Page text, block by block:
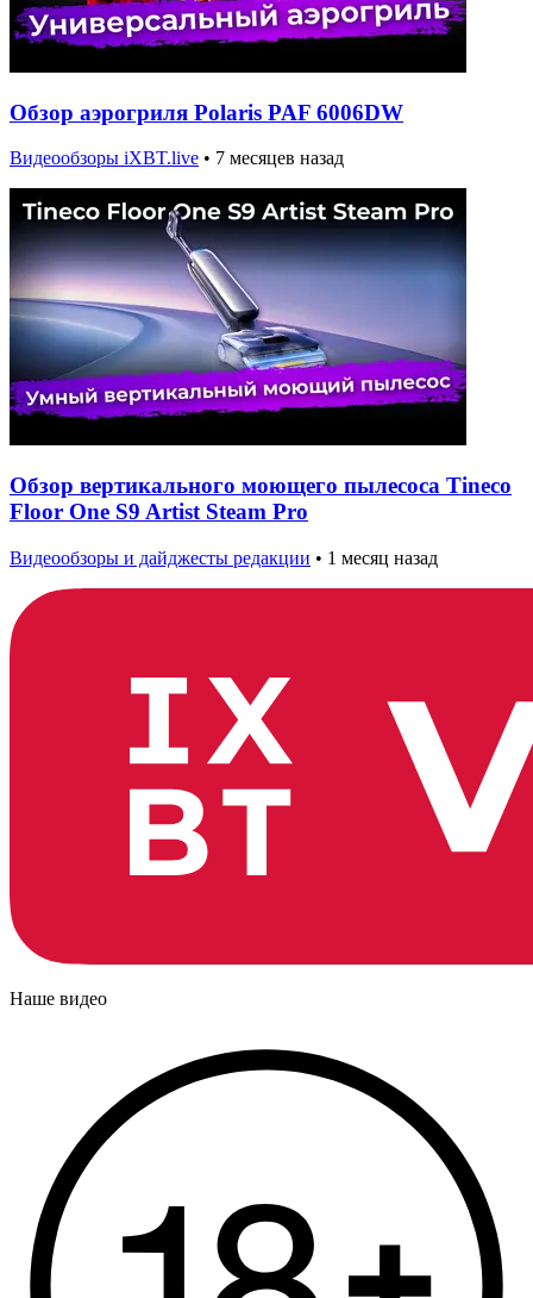
Обзор аэрогриля Polaris PAF 6006DW
Видеообзоры iXBT.live • 7 месяцев назад
Обзор вертикального моющего пылесоса Tineco
Floor One S9 Artist Steam Pro
Видеообзоры и дайджесты редакции • 1 месяц назад
Наше видео